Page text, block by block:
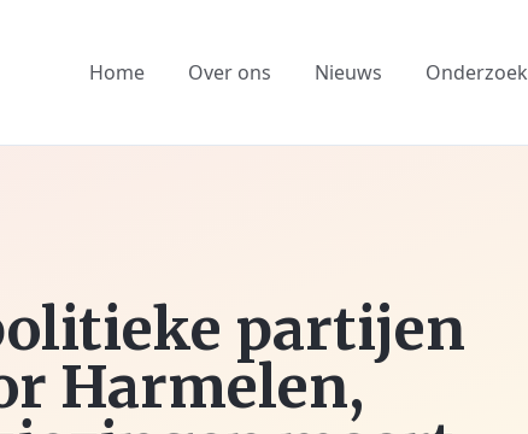
Home Over ons Nieuws Onderzoek
partijen
Harmelen,